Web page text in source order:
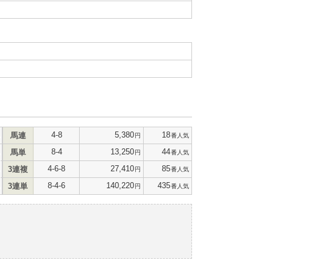
馬連 4-8 5,380円 18番人気
馬単 8-4 13,250円 44番人気
3連複 4-6-8 27,410円 85番人気
3連単 8-4-6 140,220円 435番人気